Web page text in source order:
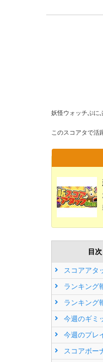
妖怪ウォッチぷに
このスコアタで活
目次
スコアアタ
ランキング
ランキング
今週のギミ
今週のプレ
スコアボー